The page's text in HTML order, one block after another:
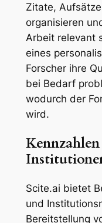
Zitate,
organisieren
Arbeit relevant
eines
Forscher ihre
bei Bedarf
wodurch der
wird.
Scite.ai bietet
und
Bereitstellung